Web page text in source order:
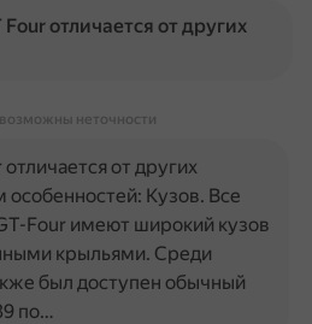
отличается от других
возможны неточности
от других
Кузов. Все
Four имеют широкий кузов
крыльями. Среди
был доступен обычный
по…